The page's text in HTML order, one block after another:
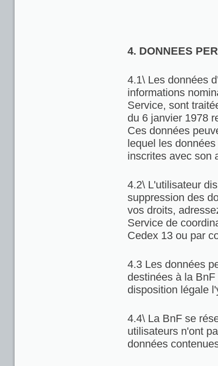
4. DONNEES
4.1\ Les données
informations
Service, sont
du 6 janvier 1978
Ces données
lequel les
inscrites avec son
4.2\ L'utilisateur
suppression des
vos droits,
Service de
Cedex 13 ou par
4.3 Les données
destinées à la
disposition légale
4.4\ La BnF se
utilisateurs n'ont
données